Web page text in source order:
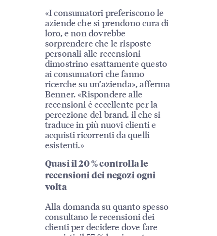
«I consumatori preferiscono le
aziende che si prendono cura di
loro, e non dovrebbe
sorprendere che le risposte
personali alle recensioni
dimostrino esattamente questo
ai consumatori che fanno
ricerche su un’azienda», afferma
Benner. «Rispondere alle
recensioni è eccellente per la
percezione del brand, il che si
traduce in più nuovi clienti e
acquisti ricorrenti da quelli
esistenti.»
Quasi il 20 % controlla le
recensioni dei negozi ogni
volta
Alla domanda su quanto spesso
consultano le recensioni dei
clienti per decidere dove fare